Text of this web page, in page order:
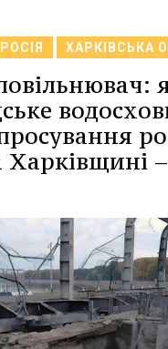
РОСІЯ ХАРКІВСЬКА
Харківщині